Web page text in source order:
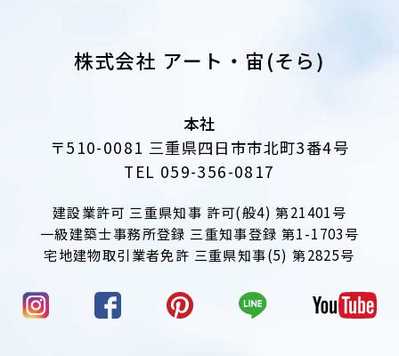
株式会社 アート・宙(そら)
本社
〒510-0081 三重県四日市市北町3番4号
TEL 059-356-0817
建設業許可 三重県知事 許可(般4) 第21401号
一級建築士事務所登録 三重知事登録 第1-1703号
宅地建物取引業者免許 三重県知事(5) 第2825号